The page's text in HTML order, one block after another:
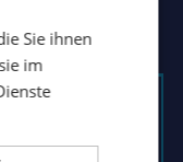
Sie ihnen
im